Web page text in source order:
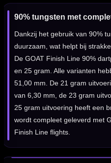
90% tungsten met
Dankzij het gebruik van 90%
duurzaam, wat helpt bij
De GOAT Finish Line 90%
en 25 gram. Alle varianten
51,00 mm. De 21 gram
van 6,30 mm, de 23 gram
25 gram uitvoering heeft een
wordt compleet geleverd met
Finish Line flights.